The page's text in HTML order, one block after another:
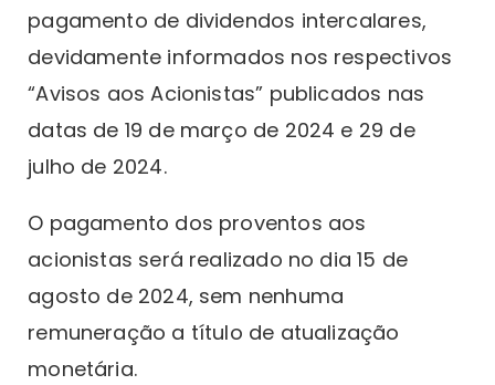
pagamento de dividendos intercalares,
devidamente informados nos respectivos
“Avisos aos Acionistas” publicados nas
datas de 19 de março de 2024 e 29 de
julho de 2024.
O pagamento dos proventos aos
acionistas será realizado no dia 15 de
agosto de 2024, sem nenhuma
remuneração a título de atualização
monetária.